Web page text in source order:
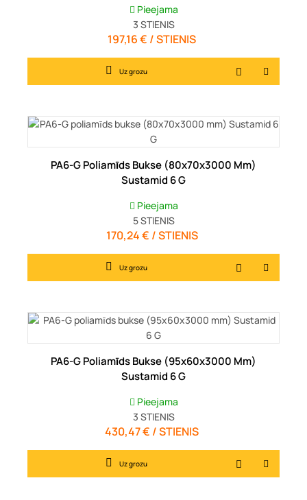
Pieejama
3 STIENIS
Cena
197,16 € / STIENIS
Uz grozu
PA6-G Poliamīds Bukse (80x70x3000 Mm)
Sustamid 6 G
Pieejama
5STIENIS
Cena
170,24 € / STIENIS
Uz grozu
PA6-G Poliamīds Bukse (95x60x3000 Mm)
Sustamid 6 G
Pieejama
3 STIENIS
Cena
430,47 € / STIENIS
Uz grozu